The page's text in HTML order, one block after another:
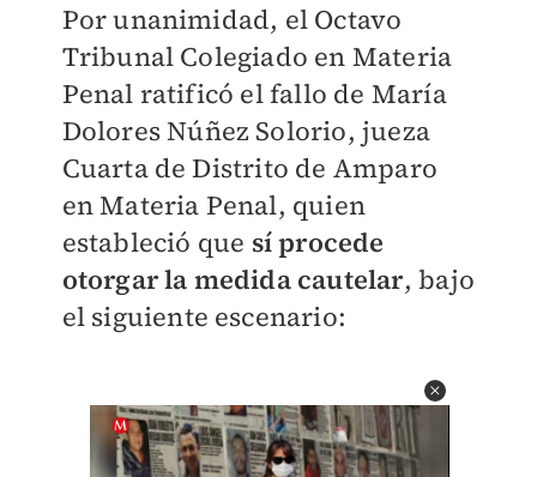
Por unanimidad, el Octavo
Tribunal Colegiado en Materia
Penal ratificó el fallo de María
Dolores Núñez Solorio, jueza
Cuarta de Distrito de Amparo
en Materia Penal, quien
estableció que sí procede
otorgar la medida cautelar, bajo
el siguiente escenario: